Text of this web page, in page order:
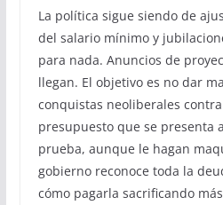
La política sigue siendo de
del salario mínimo y
para nada. Anuncios de
llegan. El objetivo es no dar
conquistas neoliberales contra
presupuesto que se presenta
prueba, aunque le hagan
gobierno reconoce toda la
cómo pagarla sacrificando